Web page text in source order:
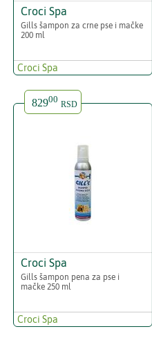
Croci Spa
Gills šampon za crne pse i mačke
200 ml
Croci Spa
82900 RSD
Croci Spa
Gills šampon pena za pse i
mačke 250 ml
Croci Spa